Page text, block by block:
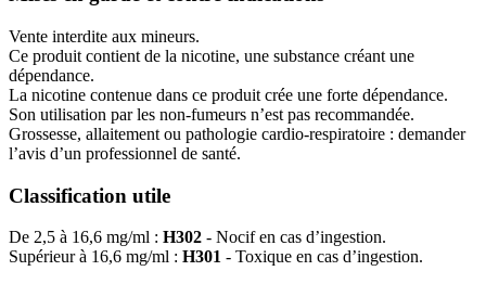
Vente interdite aux mineurs.
Ce produit contient de la nicotine, une substance créant une
dépendance.
La nicotine contenue dans ce produit crée une forte dépendance.
Son utilisation par les non-fumeurs n’est pas recommandée.
Grossesse, allaitement ou pathologie cardio-respiratoire : demander
l’avis d’un professionnel de santé.
Classification utile
De 2,5 à 16,6 mg/ml : H302 - Nocif en cas d’ingestion.
Supérieur à 16,6 mg/ml : H301 - Toxique en cas d’ingestion.